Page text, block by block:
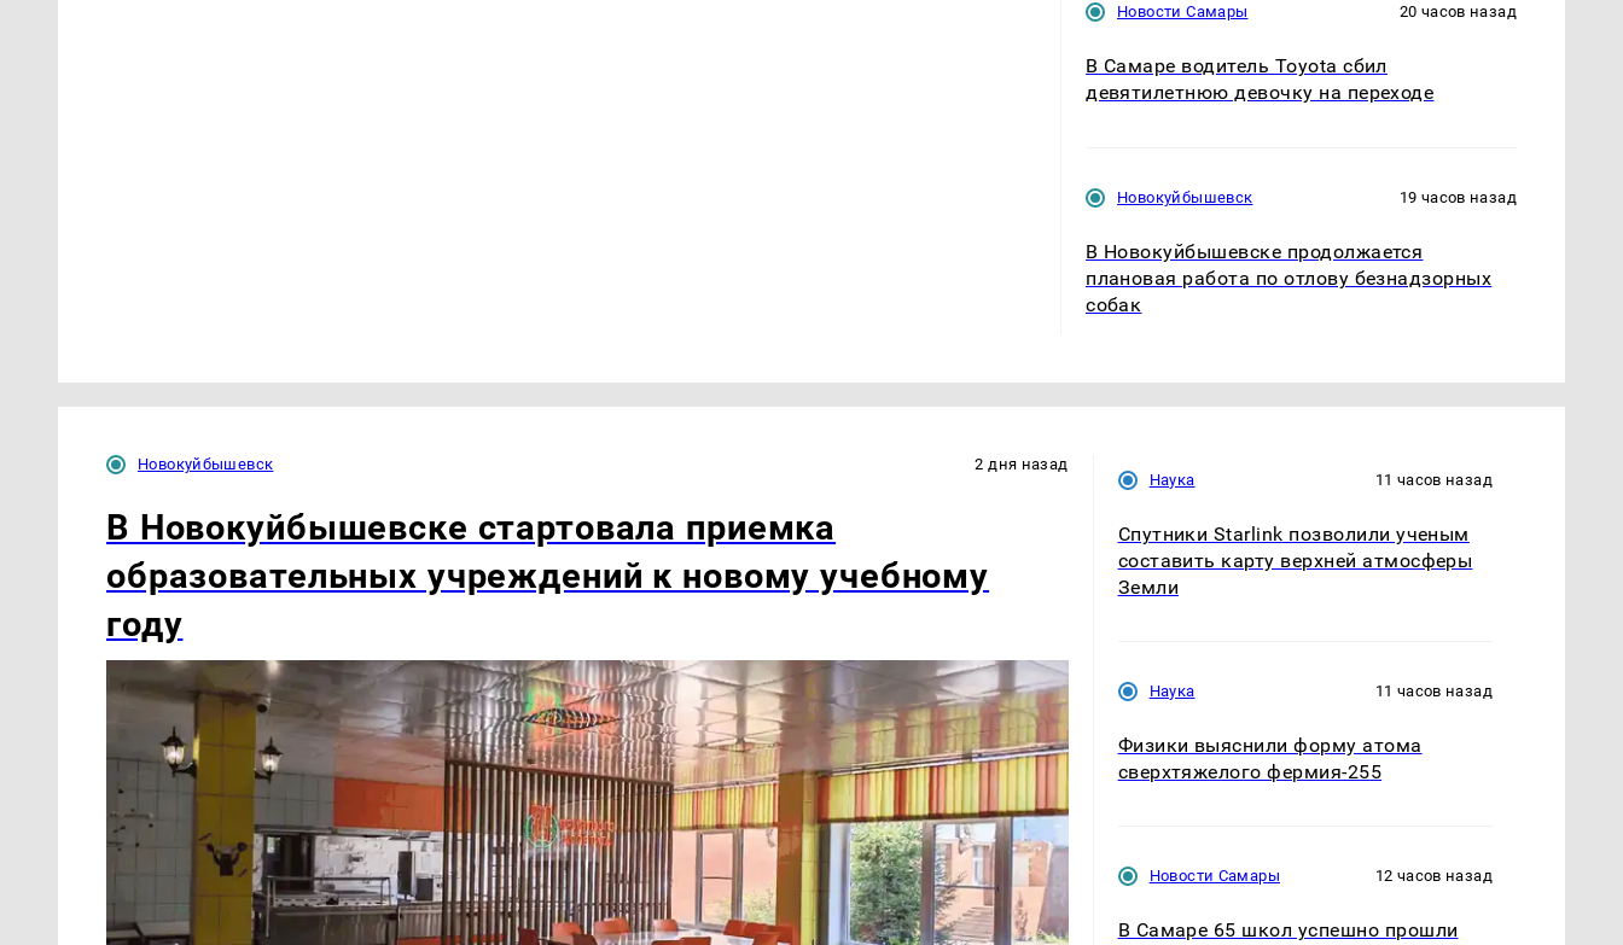
Новости Самары 20 часов назад
В Самаре водитель Toyota сбил
девятилетнюю девочку на переходе
Новокуйбышевск 19 часов назад
В Новокуйбышевске продолжается
плановая работа по отлову безнадзорных
собак
Новокуйбышевск 2 дня назад
В Новокуйбышевске стартовала приемка
образовательных учреждений к новому учебному
году
Наука 11 часов назад
Спутники Starlink позволили ученым
составить карту верхней атмосферы
Земли
Наука 11 часов назад
Физики выяснили форму атома
сверхтяжелого фермия-255
Новости Самары 12 часов назад
В Самаре 65 школ успешно прошли